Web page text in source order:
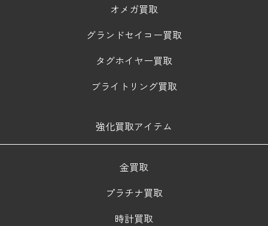
オメガ買取
グランドセイコー買取
タグホイヤー買取
ブライトリング買取
強化買取アイテム
金買取
プラチナ買取
時計買取